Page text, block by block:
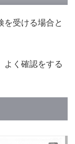
を受ける場合と
よく確認をする